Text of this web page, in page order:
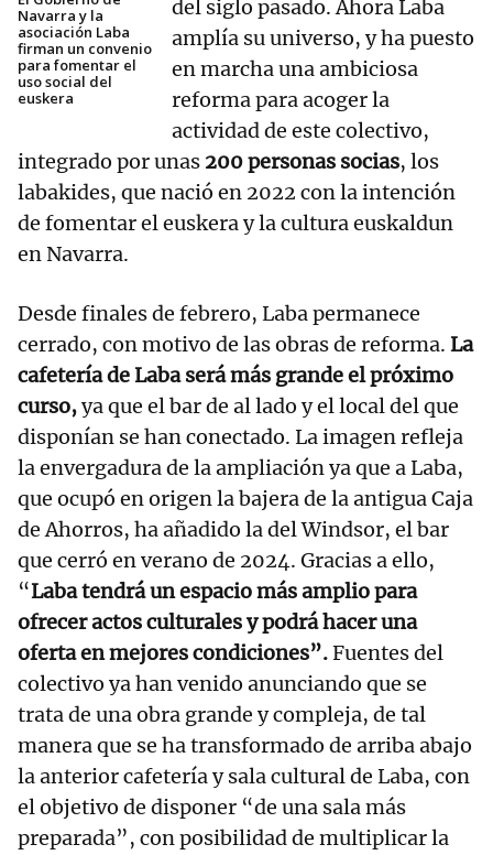
Navarra y la
asociación Laba
firman un convenio
para fomentar el
uso social del
euskera
del siglo pasado. Ahora Laba
amplía su universo, y ha puesto
en marcha una ambiciosa
reforma para acoger la
actividad de este colectivo,
integrado por unas 200 personas socias, los
labakides, que nació en 2022 con la intención
de fomentar el euskera y la cultura euskaldun
en Navarra.
Desde finales de febrero, Laba permanece
cerrado, con motivo de las obras de reforma. La
cafetería de Laba será más grande el próximo
curso,ya que el bar de al lado y el local del que
disponían se han conectado. La imagen refleja
la envergadura de la ampliación ya que a Laba,
que ocupó en origen la bajera de la antigua Caja
de Ahorros, ha añadido la del Windsor, el bar
que cerró en verano de 2024. Gracias a ello,
“Laba tendrá un espacio más amplio para
ofrecer actos culturales y podrá hacer una
oferta en mejores condiciones”.Fuentes del
colectivo ya han venido anunciando que se
trata de una obra grande y compleja, de tal
manera que se ha transformado de arriba abajo
la anterior cafetería y sala cultural de Laba, con
el objetivo de disponer “de una sala más
preparada”, con posibilidad de multiplicar la